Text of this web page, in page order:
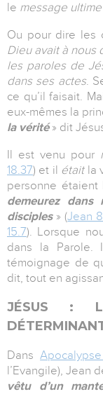
le message
Ou pour dire les
Dieu avait à nous
les paroles de
dans ses actes.
ce qu’il faisait.
eux-mêmes la
la vérité» dit
Il est venu pour
18.37) et il étaitla
personne
demeurez dans
disciples » (Jean
15.7). Lorsque
dans la
témoignage de
dit, tout en
JÉSUS :
DansApocalypse
l’Evangile), Jean
vêtu d’un